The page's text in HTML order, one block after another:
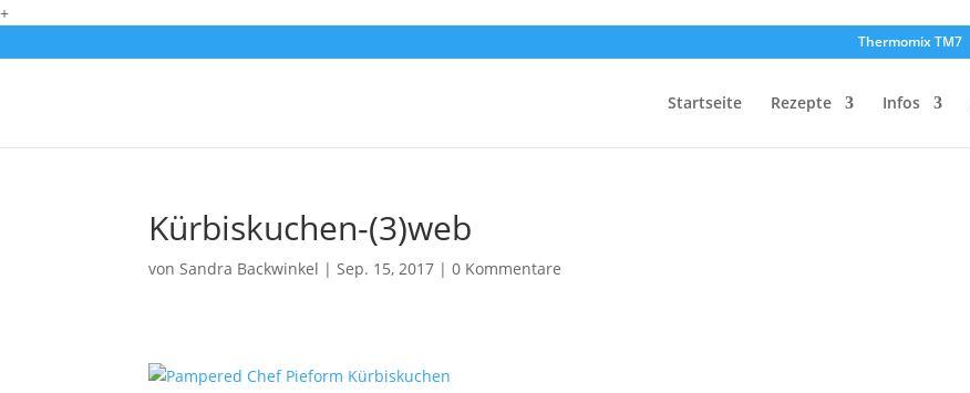
+
Thermomix TM7
Startseite Rezepte Infos
Kürbiskuchen-(3)web
vonSandra Backwinkel |Sep. 15, 2017 |0 Kommentare